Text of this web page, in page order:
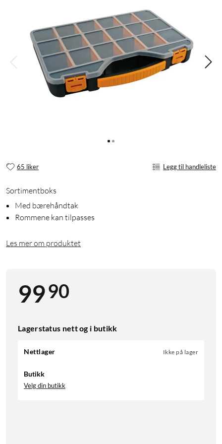
65 liker Legg til handleliste
Sortimentboks
Med bærehåndtak
Rommene kan tilpasses
Les mer om produktet
9990
Lagerstatus nett og i butikk
Nettlager Ikke på lager
Butikk
Velg din butikk